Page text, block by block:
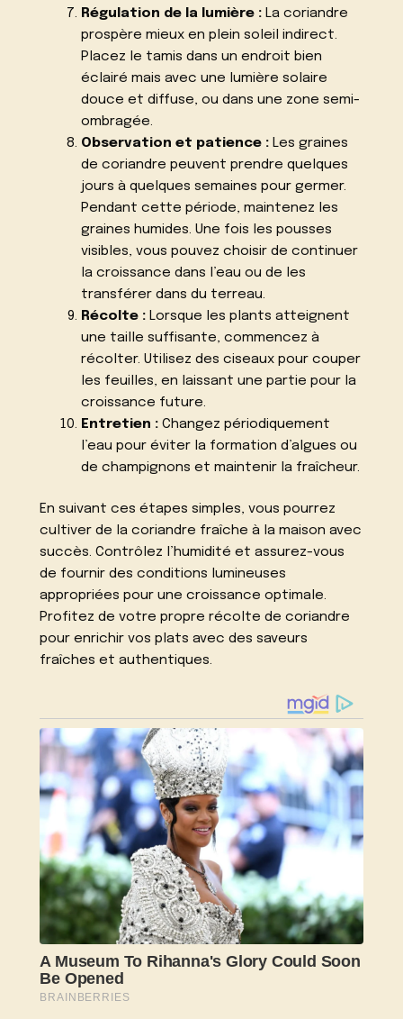
Régulation de la lumière :La coriandre
prospère mieux en plein soleil indirect.
Placez le tamis dans un endroit bien
éclairé mais avec une lumière solaire
douce et diffuse, ou dans une zone semi-
ombragée.
Observation et patience :Les graines
de coriandre peuvent prendre quelques
jours à quelques semaines pour germer.
Pendant cette période, maintenez les
graines humides. Une fois les pousses
visibles, vous pouvez choisir de continuer
la croissance dans l’eau ou de les
transférer dans du terreau.
Récolte :Lorsque les plants atteignent
une taille suffisante, commencez à
récolter. Utilisez des ciseaux pour couper
les feuilles, en laissant une partie pour la
croissance future.
Entretien :Changez périodiquement
l’eau pour éviter la formation d’algues ou
de champignons et maintenir la fraîcheur.
En suivant ces étapes simples, vous pourrez
cultiver de la coriandre fraîche à la maison avec
succès. Contrôlez l’humidité et assurez-vous
de fournir des conditions lumineuses
appropriées pour une croissance optimale.
Profitez de votre propre récolte de coriandre
pour enrichir vos plats avec des saveurs
fraîches et authentiques.